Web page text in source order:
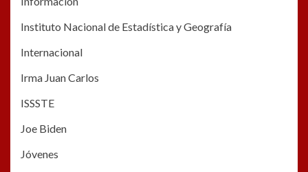
Instituto Nacional de Estadística y Geografía
Internacional
Irma Juan Carlos
ISSSTE
Joe Biden
Jóvenes